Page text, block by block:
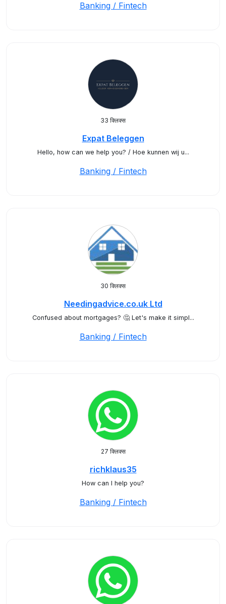
Banking / Fintech
33 क्लिक्स
Expat Beleggen
Hello, how can we help you? / Hoe kunnen wij u...
Banking / Fintech
30 क्लिक्स
Needingadvice.co.uk Ltd
Confused about mortgages? 🤔 Let's make it simpl...
Banking / Fintech
27 क्लिक्स
richklaus35
How can I help you?
Banking / Fintech